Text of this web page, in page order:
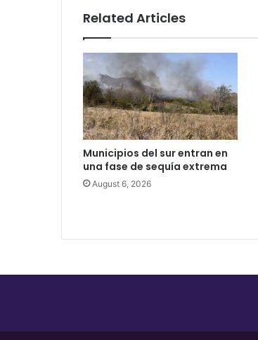
Related Articles
Municipios del sur entran en
una fase de sequía extrema
August 6, 2026